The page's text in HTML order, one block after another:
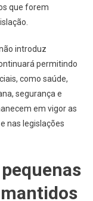
que forem
introduz
permitindo
como saúde,
segurança e
em vigor as
nas legislações